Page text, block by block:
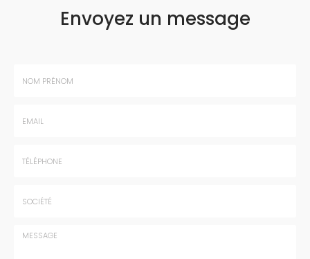
Envoyez un message